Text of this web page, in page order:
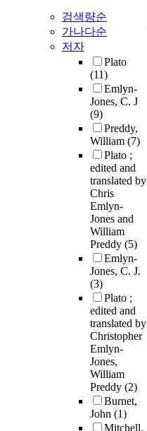
검색량순
가나다순
저자
Plato
(11)
Emlyn-
Jones, C. J
(9)
Preddy,
William (7)
Plato ;
edited and
translated by
Chris
Emlyn-
Jones and
William
Preddy (5)
Emlyn-
Jones, C. J.
(3)
Plato ;
edited and
translated by
Christopher
Emlyn-
Jones,
William
Preddy (2)
Burnet,
John (1)
Mitchell,